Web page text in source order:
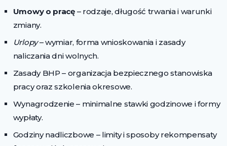
Umowy o pracę– rodzaje, długość trwania i warunki
zmiany.
Urlopy– wymiar, forma wnioskowania i zasady
naliczania dni wolnych.
Zasady BHP – organizacja bezpiecznego stanowiska
pracy oraz szkolenia okresowe.
Wynagrodzenie – minimalne stawki godzinowe i formy
wypłaty.
Godziny nadliczbowe – limity i sposoby rekompensaty